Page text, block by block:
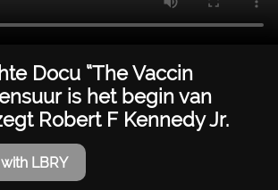
Docu “The Vaccin
is het begin van
Robert F Kennedy Jr.
LBRY